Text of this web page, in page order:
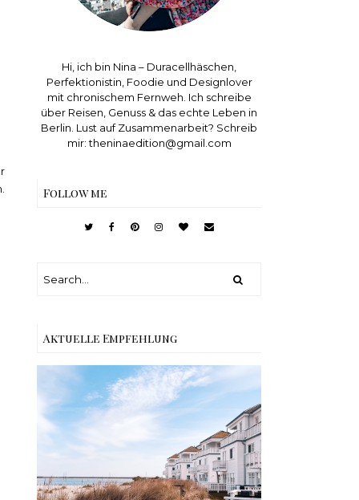
Hi, ich bin Nina – Duracellhäschen,
Perfektionistin, Foodie und Designlover
mit chronischem Fernweh. Ich schreibe
über Reisen, Genuss & das echte Leben in
Berlin. Lust auf Zusammenarbeit? Schreib
mir: theninaedition@gmail.com
Follow me
Aktuelle Empfehlung
Reisen - Schleiregion